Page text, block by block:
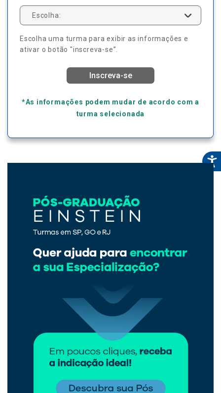
Escolha:
Escolha uma turma para exibir as informações e
ativar o botão "inscreva-se”.
Inscreva-se
*As informações podem mudar de acordo com a
turma selecionada